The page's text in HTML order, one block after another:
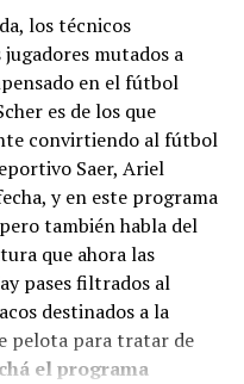
los técnicos
mutados a
en el fútbol
es de los que
convirtiendo al fútbol
Saer, Ariel
y en este programa
también habla del
que ahora las
pases filtrados al
destinados a la
pelota para tratar de
el programa